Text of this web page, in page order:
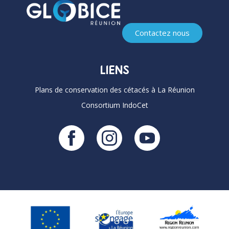
Contactez nous
LIENS
Plans de conservation des cétacés à La Réunion
Consortium IndoCet